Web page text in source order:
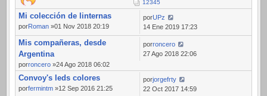
12345
Mi colección de linternas
porRoman »01 Nov 2018 20:19
porUPz
14 Ene 2019 17:23
Mis compañeras, desde
Argentina
porroncero »24 Ago 2018 06:02
porroncero
27 Ago 2018 22:06
Convoy's leds colores
porfermintm »12 Sep 2016 21:25
porjorgefrty
22 Oct 2017 14:59